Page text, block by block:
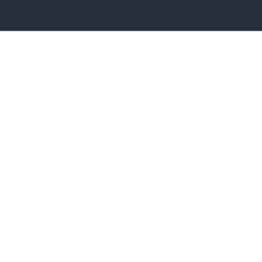
『谷川岳幽の沢』は、幽の沢登攀路から離